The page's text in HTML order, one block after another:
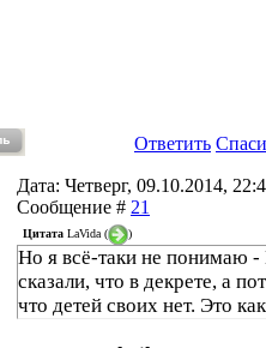
Ответить
Дата: Четверг, 09.10.2014,
Сообщение # 21
Цитата LaVida ( )
Но я всё-таки не понимаю
сказали, что в декрете, а
что детей своих нет. Это